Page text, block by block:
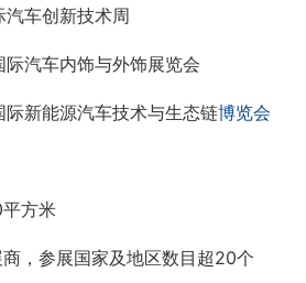
车创新技术周
汽车内饰与外饰展览会
新能源汽车技术与生态链博览会
方米
，参展国家及地区数目超20个